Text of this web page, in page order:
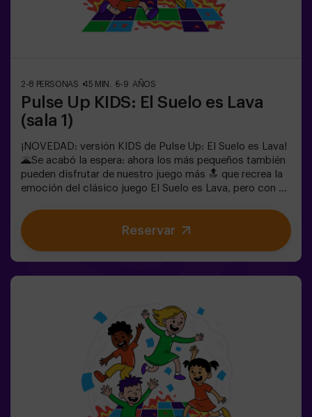
el Modo Combate de Pulse Up: El Suelo es Lava! 🔥
Divide tu grupo de 6 a 12 personas en dos equipos,
cada uno compitiendo para conseguir la mayor
deben ir acompañados de un adulto, que cuenta como
jugador.
2-8 PERSONAS 45 MIN. 5-9 AÑOS
Pulse Up KIDS: El Suelo es Lava
(sala 1)
¡NOVEDAD: versión KIDS de Pulse Up: El Suelo es Lava!
🌋Se acabó la espera: ahora los más pequeños también
pueden disfrutar de nuestro juego más 🔝 que recrea la
emoción del clásico juego El Suelo es Lava, pero con un
dinámicos y coloridos que estimulan el cuerpo y la
mente🎉 Ideal para fiestas infantiles y
cumpleaños emocionantes🎁 Recuerdos inolvidables y
seguir jugando.👧👦 Para niños de 5 a 9 años. Si tienen
10 años o más, ¡la versión clásica de Pulse Up: El Suelo
es Lava es perfecta para ellos!Los niños deberán
colaborar, pensar rápido y moverse aún más rápido para
superar todos los retos. ¡Verán su progreso en tiempo
real en pantalla y celebrarán cada victoria como un
verdadero logro! 🏆Diversión activa, segura y original
para fiestas infantiles, salidas en familia o simplemente
Reservar